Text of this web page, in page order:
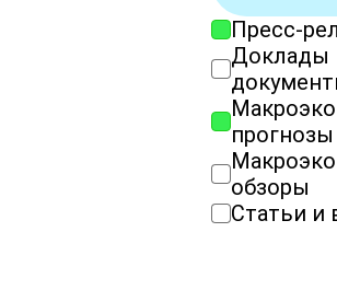
ТемыПресс-
Доклады
прогнозы
обзоры
Статьи и